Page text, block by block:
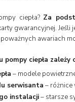
ciepła? Za
gwarancyjnej. Jeśli
awariach
pompy ciepła
– modele
serwisanta – różnice
instalacji– starsze